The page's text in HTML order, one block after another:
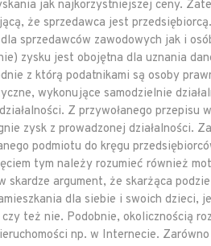
jak najkorzystniejszej ceny.
że sprzedawca jest
sprzedawców zawodowych jak i
zysku jest obojętna dla uznania
z którą podatnikami są osoby
wykonujące samodzielnie
Z przywołanego przepisu
zysk z prowadzonej działalności.
podmiotu do kręgu
tym należy rozumieć również
argument, że skarżąca
dla siebie i swoich dzieci,
też nie. Podobnie, okolicznością
np. w Internecie.